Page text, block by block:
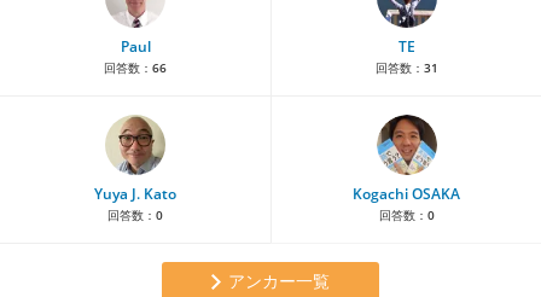
Paul
回答数： 66
TE
回答数： 31
Yuya J. Kato
回答数： 0
Kogachi OSAKA
回答数： 0
アンカー一覧